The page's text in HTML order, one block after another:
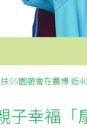
55園遊會在農博 近
子幸福「